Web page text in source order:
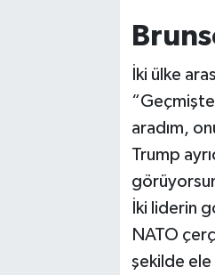
İki ülke
“Geçmişte
aradım,
Trump
İki liderin
NATO
şekilde ele